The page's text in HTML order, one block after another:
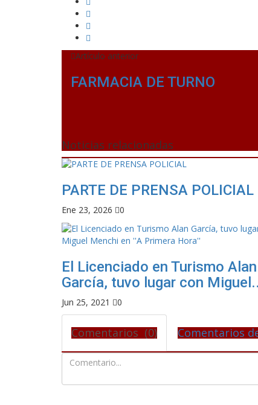
Artículo anterior
FARMACIA DE TURNO
Noticias relacionadas
PARTE DE PRENSA POLICIAL
Ene 23, 2026 0
El Licenciado en Turismo Alan
García, tuvo lugar con
Jun 25, 2021 0
Comentarios (0) Comentarios